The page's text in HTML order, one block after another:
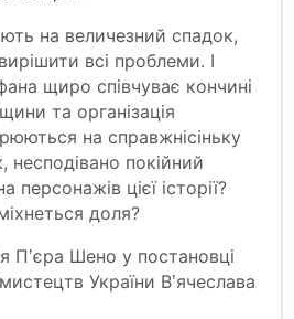
на величезний спадок,
всі проблеми. І
щиро співчуває кончині
та організація
на справжнісіньку
покійний
цієї історії?
доля?
Пʼєра Шено у постановці
України Вʼячеслава